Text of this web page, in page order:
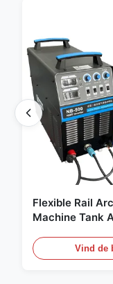
Flexible Rail
Machine Tank
Vind de